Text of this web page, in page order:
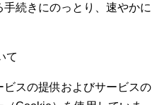
続きにのっとり、速やかに
て
スの提供およびサービスの